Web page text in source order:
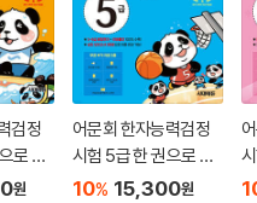
검정
로 끝
원
어문회 한자능력검정
시험 5급 한 권으로 끝
내기
10% 15,300원